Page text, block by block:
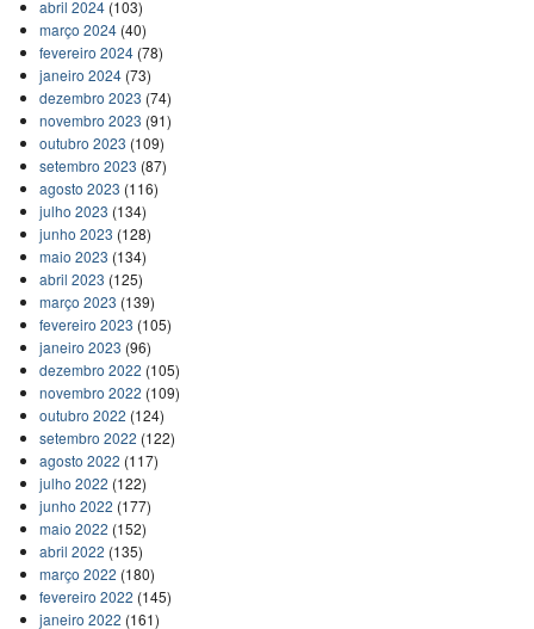
abril 2024(103)
março 2024(40)
fevereiro 2024(78)
janeiro 2024(73)
dezembro 2023 (74)
novembro 2023 (91)
outubro 2023 (109)
setembro 2023 (87)
agosto 2023 (116)
julho 2023 (134)
junho 2023 (128)
maio 2023 (134)
abril 2023 (125)
março 2023 (139)
fevereiro 2023 (105)
janeiro 2023 (96)
dezembro 2022 (105)
novembro 2022 (109)
outubro 2022 (124)
setembro 2022 (122)
agosto 2022 (117)
julho 2022 (122)
junho 2022 (177)
maio 2022 (152)
abril 2022 (135)
março 2022 (180)
fevereiro 2022 (145)
janeiro 2022 (161)